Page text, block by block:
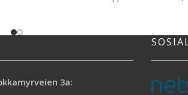
desinfiserende midler som dreper
bakterier og hindrer kalkoppbygging og
soppdannelser. Produktet har pH 6,5 og
kan i motsetning til andre baderoms
sprayer også brukes på naturstein,
3a: